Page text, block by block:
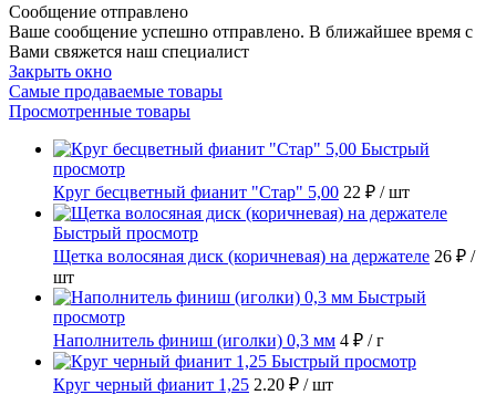
Сообщение отправлено
Ваше сообщение успешно отправлено. В ближайшее время с
Вами свяжется наш специалист
Закрыть окно
Самые продаваемые товары
Просмотренные товары
Быстрый
просмотр
Круг бесцветный фианит "Стар" 5,00 22 ₽ / шт
Быстрый просмотр
Щетка волосяная диск (коричневая) на держателе 26 ₽ /
шт
Быстрый
просмотр
Наполнитель финиш (иголки) 0,3 мм 4 ₽ / г
Быстрый просмотр
Круг черный фианит 1,25 2.20 ₽ / шт